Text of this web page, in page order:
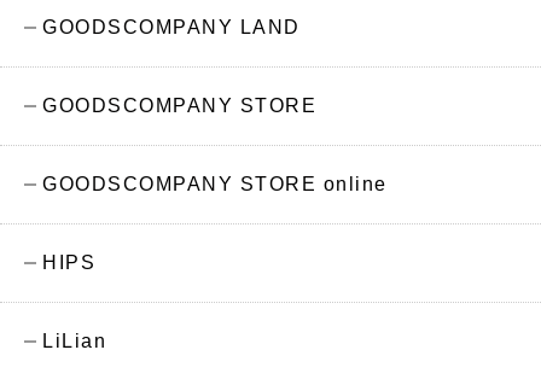
GOODSCOMPANY LAND
GOODSCOMPANY STORE
GOODSCOMPANY STORE online
HIPS
LiLian